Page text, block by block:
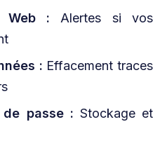
Web : Alertes si vos
: Effacement traces
de passe : Stockage et